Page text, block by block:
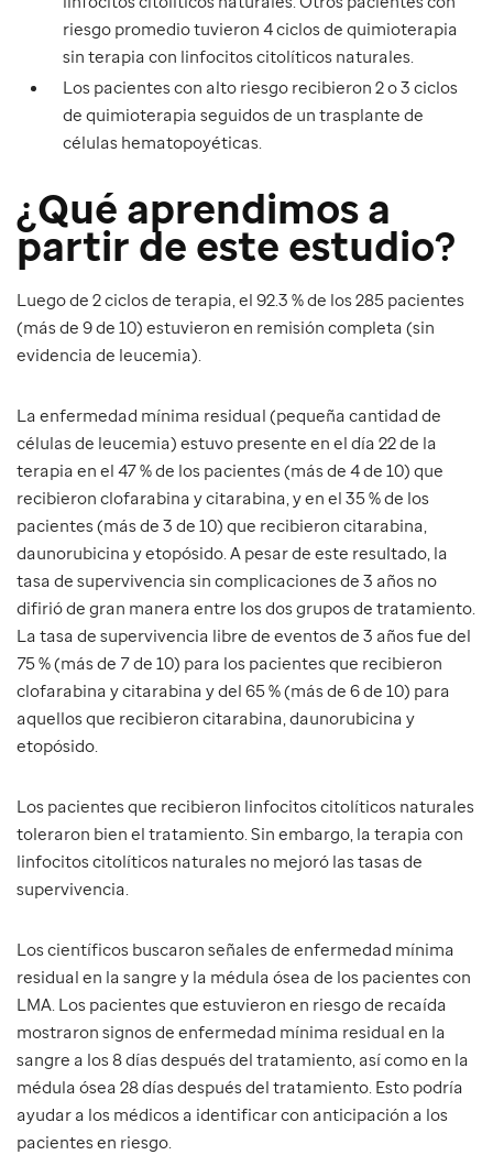
riesgo promedio tuvieron 4 ciclos de quimioterapia
sin terapia con linfocitos citolíticos naturales.
Los pacientes con alto riesgo recibieron 2 o 3 ciclos
de quimioterapia seguidos de un trasplante de
células hematopoyéticas.
¿Qué aprendimos a
partir de este estudio?
Luego de 2 ciclos de terapia, el 92.3 % de los 285 pacientes
(más de 9 de 10) estuvieron en remisión completa (sin
evidencia de leucemia).
La enfermedad mínima residual (pequeña cantidad de
células de leucemia) estuvo presente en el día 22 de la
terapia en el 47 % de los pacientes (más de 4 de 10) que
recibieron clofarabina y citarabina, y en el 35 % de los
pacientes (más de 3 de 10) que recibieron citarabina,
daunorubicina y etopósido. A pesar de este resultado, la
tasa de supervivencia sin complicaciones de 3 años no
difirió de gran manera entre los dos grupos de tratamiento.
La tasa de supervivencia libre de eventos de 3 años fue del
75 % (más de 7 de 10) para los pacientes que recibieron
clofarabina y citarabina y del 65 % (más de 6 de 10) para
aquellos que recibieron citarabina, daunorubicina y
etopósido.
Los pacientes que recibieron linfocitos citolíticos naturales
toleraron bien el tratamiento. Sin embargo, la terapia con
linfocitos citolíticos naturales no mejoró las tasas de
supervivencia.
Los científicos buscaron señales de enfermedad mínima
residual en la sangre y la médula ósea de los pacientes con
LMA. Los pacientes que estuvieron en riesgo de recaída
mostraron signos de enfermedad mínima residual en la
sangre a los 8 días después del tratamiento, así como en la
médula ósea 28 días después del tratamiento. Esto podría
ayudar a los médicos a identificar con anticipación a los
pacientes en riesgo.